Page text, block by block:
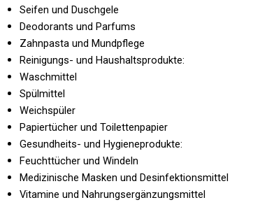
Seifen und Duschgele
Deodorants und Parfums
Zahnpasta und Mundpflege
Reinigungs- und Haushaltsprodukte:
Waschmittel
Spülmittel
Weichspüler
Papiertücher und Toilettenpapier
Gesundheits- und Hygieneprodukte:
Feuchttücher und Windeln
Medizinische Masken und Desinfektionsmittel
Vitamine und Nahrungsergänzungsmittel